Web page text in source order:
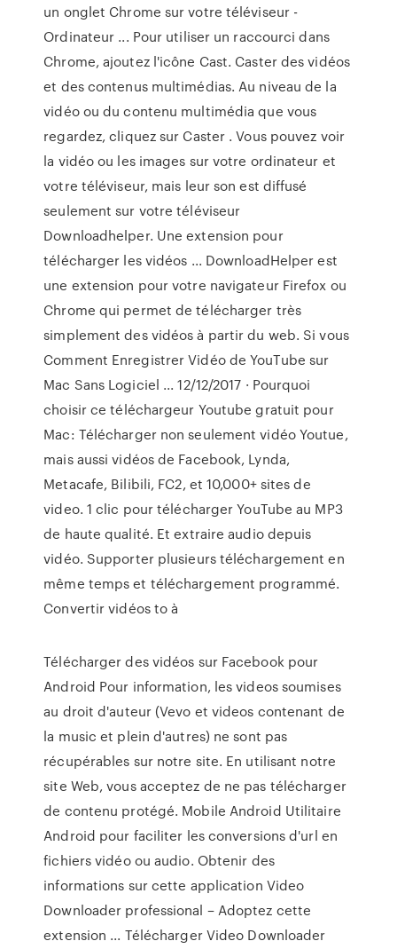
un onglet Chrome sur votre téléviseur -
Ordinateur ... Pour utiliser un raccourci dans
Chrome, ajoutez l'icône Cast. Caster des vidéos
et des contenus multimédias. Au niveau de la
vidéo ou du contenu multimédia que vous
regardez, cliquez sur Caster . Vous pouvez voir
la vidéo ou les images sur votre ordinateur et
votre téléviseur, mais leur son est diffusé
seulement sur votre téléviseur
Downloadhelper. Une extension pour
télécharger les vidéos ... DownloadHelper est
une extension pour votre navigateur Firefox ou
Chrome qui permet de télécharger très
simplement des vidéos à partir du web. Si vous
Comment Enregistrer Vidéo de YouTube sur
Mac Sans Logiciel ... 12/12/2017 · Pourquoi
choisir ce téléchargeur Youtube gratuit pour
Mac: Télécharger non seulement vidéo Youtue,
mais aussi vidéos de Facebook, Lynda,
Metacafe, Bilibili, FC2, et 10,000+ sites de
video. 1 clic pour télécharger YouTube au MP3
de haute qualité. Et extraire audio depuis
vidéo. Supporter plusieurs téléchargement en
même temps et téléchargement programmé.
Convertir vidéos to à
Télécharger des vidéos sur Facebook pour
Android Pour information, les videos soumises
au droit d'auteur (Vevo et videos contenant de
la music et plein d'autres) ne sont pas
récupérables sur notre site. En utilisant notre
site Web, vous acceptez de ne pas télécharger
de contenu protégé. Mobile Android Utilitaire
Android pour faciliter les conversions d'url en
fichiers vidéo ou audio. Obtenir des
informations sur cette application Video
Downloader professional – Adoptez cette
extension ... Télécharger Video Downloader